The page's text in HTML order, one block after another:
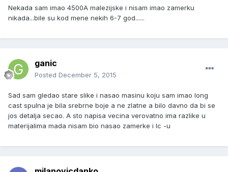
Nekada sam imao 4500A malezijske i nisam imao zamerku
nikada...bile su kod mene nekih 6-7 god......
ganic
Posted December 5, 2015
Sad sam gledao stare slike i nasao masinu koju sam imao long
cast spulna je bila srebrne boje a ne zlatne a bilo davno da bi se
jos detalja secao. A sto napisa vecina verovatno ima razlike u
materijalima mada nisam bio nasao zamerke i lc -u